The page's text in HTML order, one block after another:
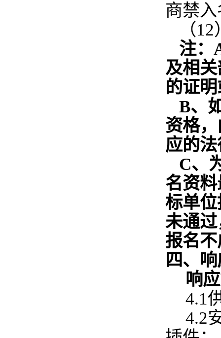
商禁
（
注：
及相
的证
B、
资格
应的
C、
名资
标单
未通
报名
四、
响
4.1
4.2